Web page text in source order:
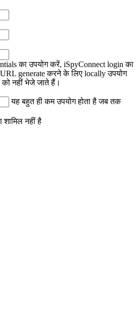
का उपयोग करें, iSpyConnect login का
generate करने के लिए locally उपयोग
को नहीं भेजे जाते हैं।
यह बहुत ही कम उपयोग होता है जब तक
शामिल नहीं है